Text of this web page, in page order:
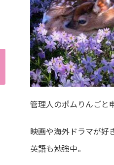
管理人のポムりんごと
映画や海外ドラマが好
英語も勉強中。